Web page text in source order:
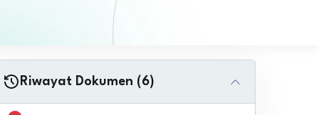
JDIH
Riwayat Dokumen (6)